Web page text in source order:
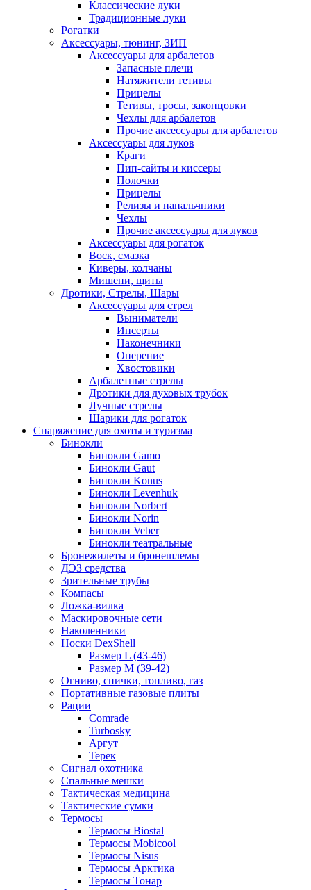
Классические луки
Традиционные луки
Рогатки
Аксессуары, тюнинг, ЗИП
Аксессуары для арбалетов
Запасные плечи
Натяжители тетивы
Прицелы
Тетивы, тросы, законцовки
Чехлы для арбалетов
Прочие аксессуары для арбалетов
Аксессуары для луков
Краги
Пип-сайты и киссеры
Полочки
Прицелы
Релизы и напальчники
Чехлы
Прочие аксессуары для луков
Аксессуары для рогаток
Воск, смазка
Киверы, колчаны
Мишени, щиты
Дротики, Стрелы, Шары
Аксессуары для стрел
Выниматели
Инсерты
Наконечники
Оперение
Хвостовики
Арбалетные стрелы
Дротики для духовых трубок
Лучные стрелы
Шарики для рогаток
Снаряжение для охоты и туризма
Бинокли
Бинокли Gamo
Бинокли Gaut
Бинокли Konus
Бинокли Levenhuk
Бинокли Norbert
Бинокли Norin
Бинокли Veber
Бинокли театральные
Бронежилеты и бронешлемы
ДЭЗ средства
Зрительные трубы
Компасы
Ложка-вилка
Маскировочные сети
Наколенники
Носки DexShell
Размер L (43-46)
Размер M (39-42)
Огниво, спички, топливо, газ
Портативные газовые плиты
Рации
Comrade
Turbosky
Аргут
Терек
Сигнал охотника
Спальные мешки
Тактическая медицина
Тактические сумки
Термосы
Термосы Biostal
Термосы Mobicool
Термосы Nisus
Термосы Арктика
Термосы Тонар